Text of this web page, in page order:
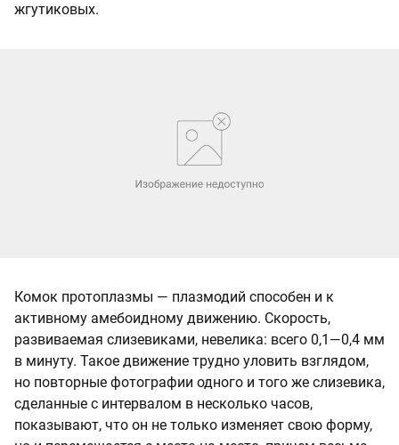
жгутиковых.
Комок протоплазмы — плазмодий способен и к
активному амебоидному движению. Скорость,
развиваемая слизевиками, невелика: всего 0,1—0,4 мм
в минуту. Такое движение трудно уловить взглядом,
но повторные фотографии одного и того же слизевика,
сделанные с интервалом в несколько часов,
показывают, что он не только изменяет свою форму,